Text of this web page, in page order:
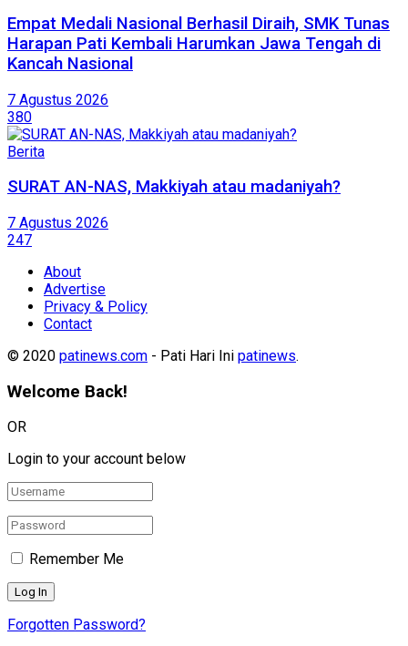
Empat Medali Nasional Berhasil Diraih, SMK Tunas
Harapan Pati Kembali Harumkan Jawa Tengah di
Kancah Nasional
7 Agustus 2026
380
Berita
SURAT AN-NAS, Makkiyah atau madaniyah?
7 Agustus 2026
247
About
Advertise
Privacy & Policy
Contact
© 2020 patinews.com - Pati Hari Ini patinews.
Welcome Back!
OR
Login to your account below
Remember Me
Forgotten Password?